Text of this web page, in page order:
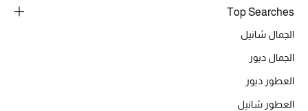
Top Searches
الجمال شانيل
الجمال ديور
العطور ديور
العطور شانيل